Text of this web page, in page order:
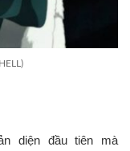
diện đầu tiên mà